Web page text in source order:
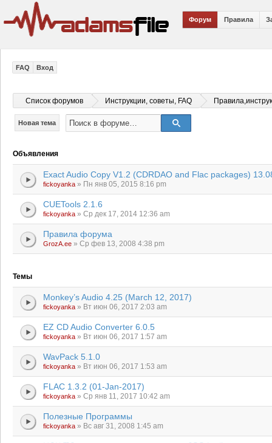
Форум Правила
FAQ Вход
Список форумов Инструкции, советы, FAQ
Новая тема
Объявления
Exact Audio Copy V1.2 (CDRDAO and Flac packages)
fickoyanka » Пн янв 05, 2015 8:16 pm
CUETools 2.1.6
fickoyanka » Ср дек 17, 2014 12:36 am
Правила форума
GrozA.ee » Ср фев 13, 2008 4:38 pm
Темы
Monkey’s Audio 4.25 (March 12, 2017)
fickoyanka » Вт июн 06, 2017 2:03 am
EZ CD Audio Converter 6.0.5
fickoyanka » Вт июн 06, 2017 1:57 am
WavPack 5.1.0
fickoyanka » Вт июн 06, 2017 1:53 am
FLAC 1.3.2 (01-Jan-2017)
fickoyanka » Ср янв 11, 2017 10:42 am
Полезные Программы
fickoyanka » Вс авг 31, 2008 1:45 am